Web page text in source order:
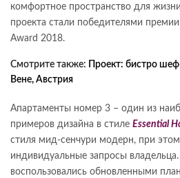
комфортное пространство для
проекта стали победителями
Award 2018.
Смотрите также:
Проект: бистро
Вене, Австрия
Апартаменты номер 3 – один из
примеров дизайна в стиле Essential
стиля мид-сенчури модерн, при
индивидуальные запросы
воспользовались обновленными